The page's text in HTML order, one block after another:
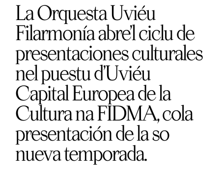
La Orquesta Uviéu
Filarmonía abre’l ciclu de
presentaciones culturales
nel puestu d’Uviéu
Capital Europea de la
Cultura na FIDMA, cola
presentación de la so
nueva temporada.